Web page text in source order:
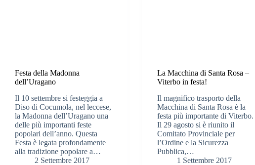
Festa della Madonna
dell’Uragano
Il 10 settembre si festeggia a
Diso di Cocumola, nel leccese,
la Madonna dell’Uragano una
delle più importanti feste
popolari dell’anno. Questa
Festa è legata profondamente
alla tradizione popolare a…
2 Settembre 2017
La Macchina di Santa Rosa –
Viterbo in festa!
Il magnifico trasporto della
Macchina di Santa Rosa è la
festa più importante di Viterbo.
Il 29 agosto si è riunito il
Comitato Provinciale per
l’Ordine e la Sicurezza
Pubblica,…
1 Settembre 2017